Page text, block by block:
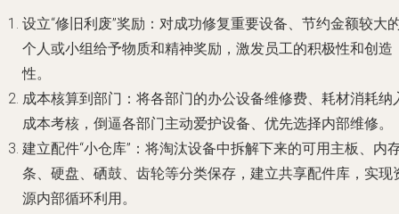
设立“修旧利废”奖励：对成功修复重要设备、节约金额较大
个人或小组给予物质和精神奖励，激发员工的积极性和创造
性。
成本核算到部门：将各部门的办公设备维修费、耗材消耗纳
成本考核，倒逼各部门主动爱护设备、优先选择内部维修。
建立配件“小仓库”：将淘汰设备中拆解下来的可用主板、内
条、硬盘、硒鼓、齿轮等分类保存，建立共享配件库，实现
源内部循环利用。